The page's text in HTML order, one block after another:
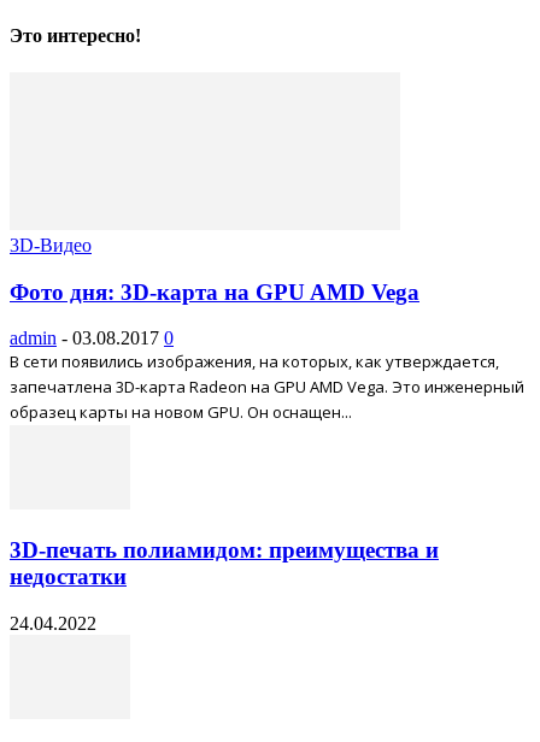
Это интересно!
3D-Видео
Фото дня: 3D-карта на GPU AMD Vega
admin - 03.08.2017 0
В сети появились изображения, на которых, как утверждается,
запечатлена 3D-карта Radeon на GPU AMD Vega. Это инженерный
образец карты на новом GPU. Он оснащен...
3D-печать полиамидом: преимущества и
недостатки
24.04.2022